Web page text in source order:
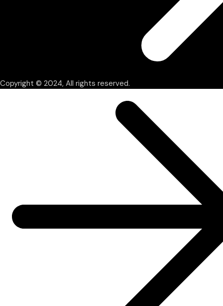
Copyright © 2024, All rights reserved.